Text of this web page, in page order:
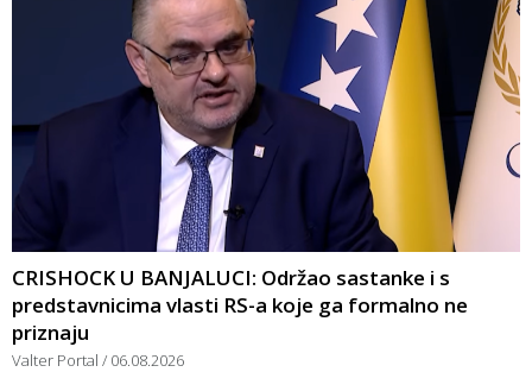
CRISHOCK U BANJALUCI: Održao sastanke i s
predstavnicima vlasti RS-a koje ga formalno ne
priznaju
Valter Portal 06.08.2026